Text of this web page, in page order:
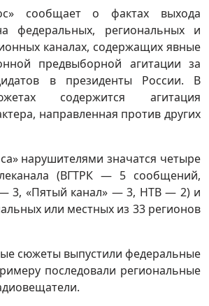
сообщает о фактах выхода
федеральных, региональных и
каналах, содержащих явные
предвыборной агитации за
в президенты России. В
содержится агитация
направленная против других
нарушителями значатся четыре
(ВГТРК — 5 сообщений,
3, «Пятый канал» — 3, НТВ — 2) и
или местных из 33 регионов
сюжеты выпустили федеральные
последовали региональные